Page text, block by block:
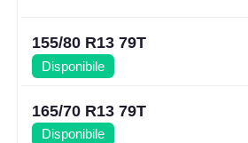
155/80 R13 79T
Disponibile
165/70 R13 79T
Disponibile